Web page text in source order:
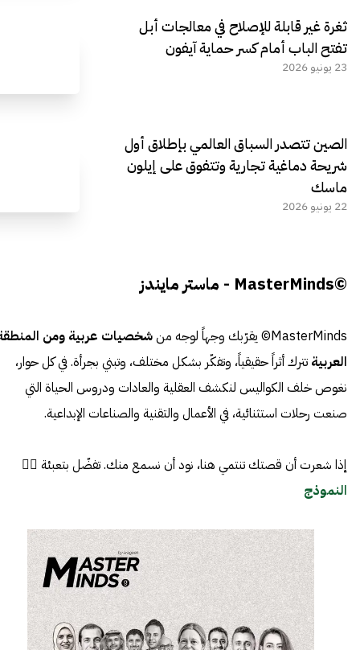
ثغرة غير قابلة للإصلاح في معالجات أبل
تفتح الباب أمام كسر حماية آيفون
23 يونيو 2026
الصين تتصدر السباق العالمي بإطلاق أول
شريحة دماغية تجارية وتتفوق على إيلون
ماسك
22 يونيو 2026
©MasterMinds - ماستر مايندز
MasterMinds© يقرّبك وجهاً لوجه من
شخصيات عربية ومن
العربية تترك أثراً حقيقياً، وتفكّر بشكل مختلف، وتبني بجرأة. في كل حوار،
نغوص خلف الكواليس لنكشف العقلية والعادات ودروس الحياة التي
صنعت رحلات استثنائية، في الأعمال والتقنية والصناعات الإبداعية.
إذا شعرت أن قصتك تنتمي هنا، نود أن نسمع منك. تفضّل بتعبئة 👈🏼
النموذج